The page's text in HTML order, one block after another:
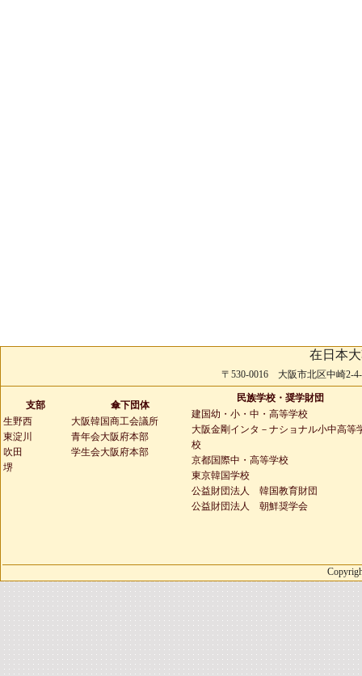
在日本
〒530-0016 大阪市北区中崎2-
支部
生野西
東淀川
吹田
堺
傘下団体
大阪韓国商工会議所
青年会大阪府本部
学生会大阪府本部
民族学校・奨学財団
建国幼・小・中・高等学校
大阪金剛インタ－ナショナル小中高等
校
京都国際中・高等学校
東京韓国学校
公益財団法人 韓国教育財団
公益財団法人 朝鮮奨学会